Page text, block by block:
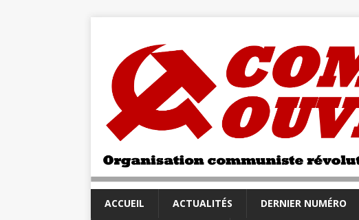
ACCUEIL ACTUALITÉS DERNIER NUMÉRO